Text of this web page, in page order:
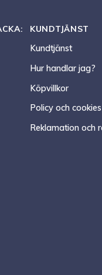
KUNDTJÄNST
Kundtjänst
Hur handlar jag?
Köpvillkor
Policy och cookies
Reklamation och